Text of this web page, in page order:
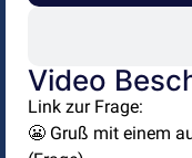
Video
Link zur Frage:
😬 Gruß mit einem